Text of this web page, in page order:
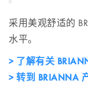
采用美观舒适的
水平。
> 了解有关
> 转到 BRIANNA